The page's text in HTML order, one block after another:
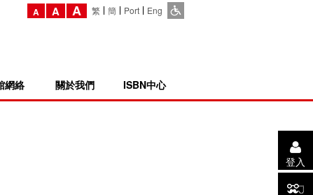
A A A 繁 簡 Port Eng
網絡 關於我們 ISBN中心
登入